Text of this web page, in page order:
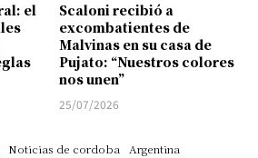
el
Scaloni recibió a
excombatientes de
Malvinas en su casa de
Pujato: “Nuestros colores
nos unen”
25/07/2026
Noticias de cordoba Argentina